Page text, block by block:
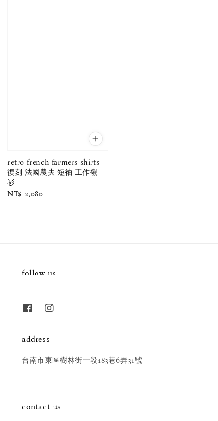
retro french farmers shirts
復刻 法國農夫 短袖 工作襯
衫
Regular
NT$ 2,080
follow us
address
台南市東區樹林街一段183巷6弄31號
contact us